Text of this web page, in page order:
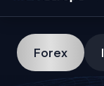
Forex